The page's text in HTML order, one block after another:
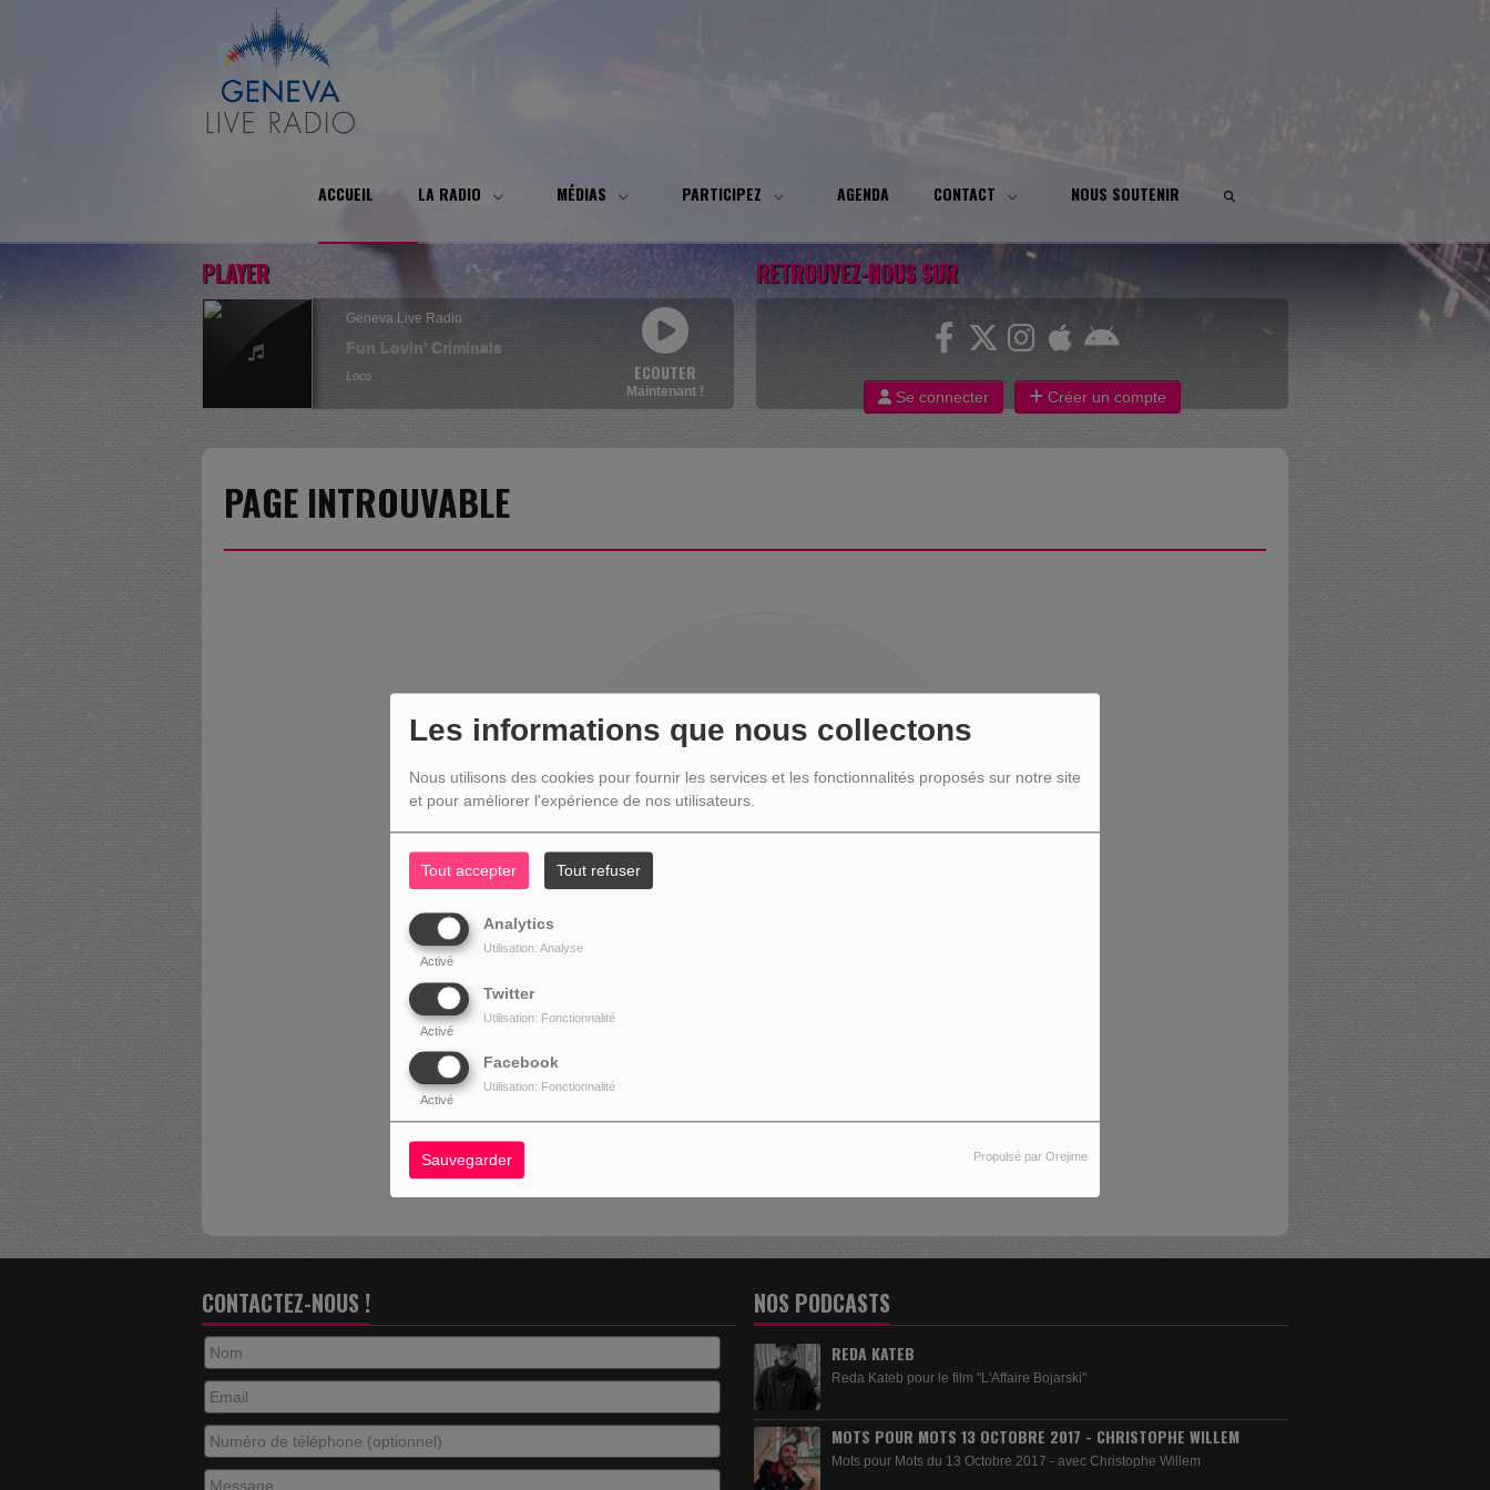
Les informations que nous collectons
Nous utilisons des cookies pour fournir les services et les fonctionnalités proposés sur notre site
et pour améliorer l'expérience de nos utilisateurs.
Tout accepter Tout refuser
Analytics
Activé
Utilisation: Analyse
Twitter
Activé
Utilisation: Fonctionnalité
Facebook
Activé
Utilisation: Fonctionnalité
Sauvegarder Propulsé par Orejime
ACCUEIL LA RADIO MÉDIAS PARTICIPEZ AGENDA CONTACT NOUS SOUTENIR
PLAYER
ECOUTER
Maintenant !
Geneva Live Radio
Fun Lovin' Criminals
Loco
RETROUVEZ-NOUS SUR
Se connecter Créer un compte
PAGE INTROUVABLE
404
OUPS, VOUS AVEZ RENCONTRÉ UNE ERREUR.
IL SEMBLE QUE LA PAGE QUE VOUS RECHERCHEZ N’EXISTE PLUS.
CONTACTEZ-NOUS ! NOS PODCASTS
REDA KATEB
Reda Kateb pour le film "L'Affaire Bojarski"
MOTS POUR MOTS 13 OCTOBRE 2017 - CHRISTOPHE WILLEM
Mots pour Mots du 13 Octobre 2017 - avec Christophe Willem